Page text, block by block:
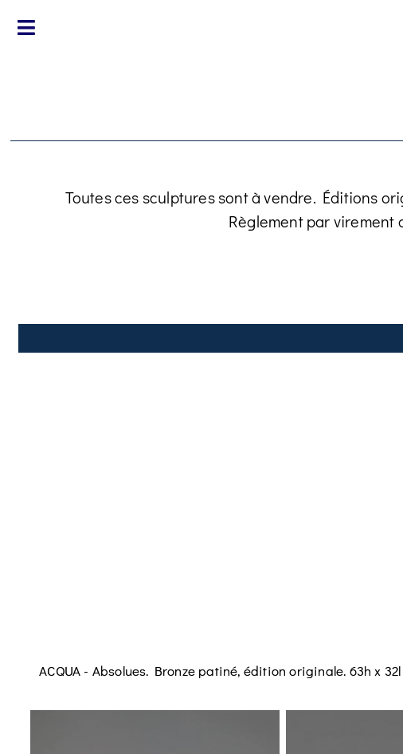
Toutes ces sculptures sont à vendre. Éditions
Règlement par
ACQUA - Absolues. Bronze patiné, édition originale. 63h x